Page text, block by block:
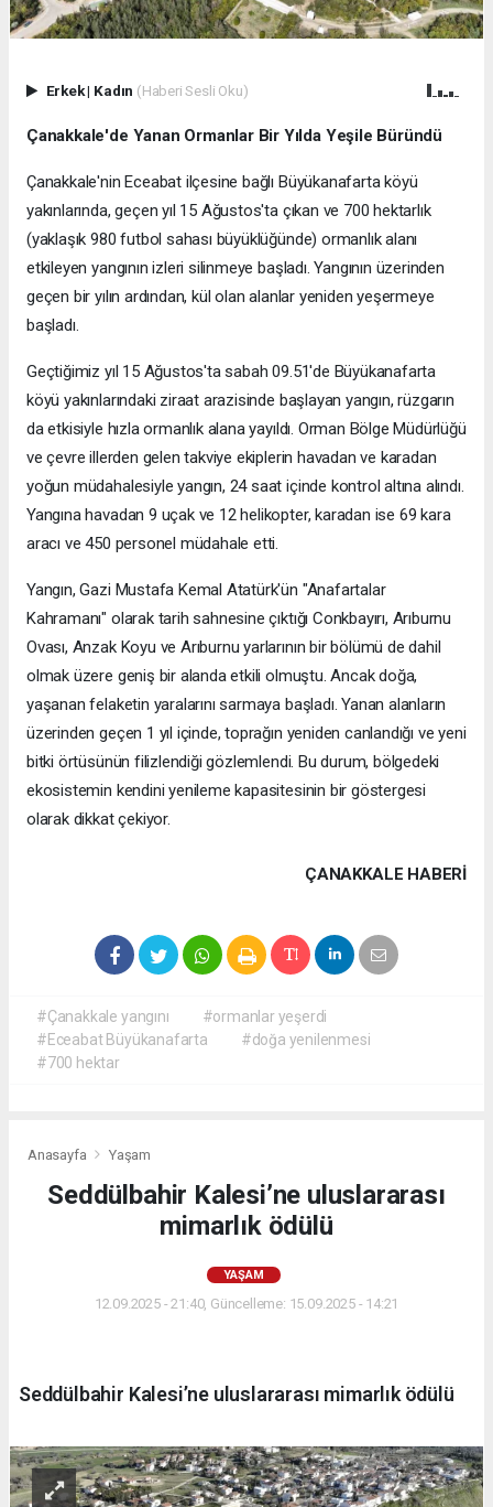
Erkek| Kadın (Haberi Sesli Oku)
Çanakkale'de Yanan Ormanlar Bir Yılda Yeşile Büründü
Çanakkale'nin Eceabat ilçesine bağlı Büyükanafarta köyü
yakınlarında, geçen yıl 15 Ağustos'ta çıkan ve 700 hektarlık
(yaklaşık 980 futbol sahası büyüklüğünde) ormanlık alanı
etkileyen yangının izleri silinmeye başladı. Yangının üzerinden
geçen bir yılın ardından, kül olan alanlar yeniden yeşermeye
başladı.
Geçtiğimiz yıl 15 Ağustos'ta sabah 09.51'de Büyükanafarta
köyü yakınlarındaki ziraat arazisinde başlayan yangın, rüzgarın
da etkisiyle hızla ormanlık alana yayıldı. Orman Bölge Müdürlüğü
ve çevre illerden gelen takviye ekiplerin havadan ve karadan
yoğun müdahalesiyle yangın, 24 saat içinde kontrol altına alındı.
Yangına havadan 9 uçak ve 12 helikopter, karadan ise 69 kara
aracı ve 450 personel müdahale etti.
Yangın, Gazi Mustafa Kemal Atatürk'ün "Anafartalar
Kahramanı" olarak tarih sahnesine çıktığı Conkbayırı, Arıburnu
Ovası, Anzak Koyu ve Arıburnu yarlarının bir bölümü de dahil
olmak üzere geniş bir alanda etkili olmuştu. Ancak doğa,
yaşanan felaketin yaralarını sarmaya başladı. Yanan alanların
üzerinden geçen 1 yıl içinde, toprağın yeniden canlandığı ve yeni
bitki örtüsünün filizlendiği gözlemlendi. Bu durum, bölgedeki
ekosistemin kendini yenileme kapasitesinin bir göstergesi
olarak dikkat çekiyor.
ÇANAKKALE HABERİ
#Çanakkale yangını
#ormanlar yeşerdi
#Eceabat Büyükanafarta
#doğa yenilenmesi
#700 hektar
Anasayfa Yaşam
Seddülbahir Kalesi’ne uluslararası
mimarlık ödülü
YAŞAM
12.09.2025 - 21:40, Güncelleme: 15.09.2025 - 14:21
Seddülbahir Kalesi’ne uluslararası mimarlık ödülü